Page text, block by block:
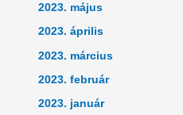
2023. május
2023. április
2023. március
2023. február
2023. január